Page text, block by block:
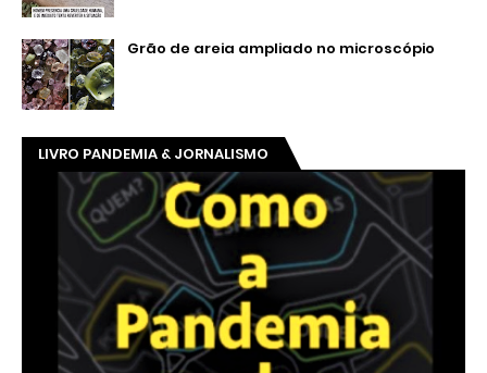
Grão de areia ampliado no microscópio
LIVRO PANDEMIA & JORNALISMO